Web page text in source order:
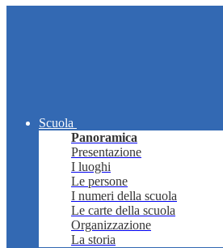
Scuola
Panoramica
Presentazione
I luoghi
Le persone
I numeri della scuola
Le carte della scuola
Organizzazione
La storia